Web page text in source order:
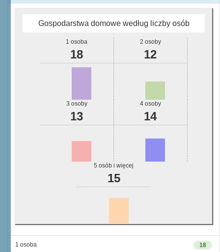
Gospodarstwa domowe według liczby osób
1 osoba
18
2 osoby
12
3 osoby
13
4 osoby
14
5 osób i więcej
15
18
1 osoba